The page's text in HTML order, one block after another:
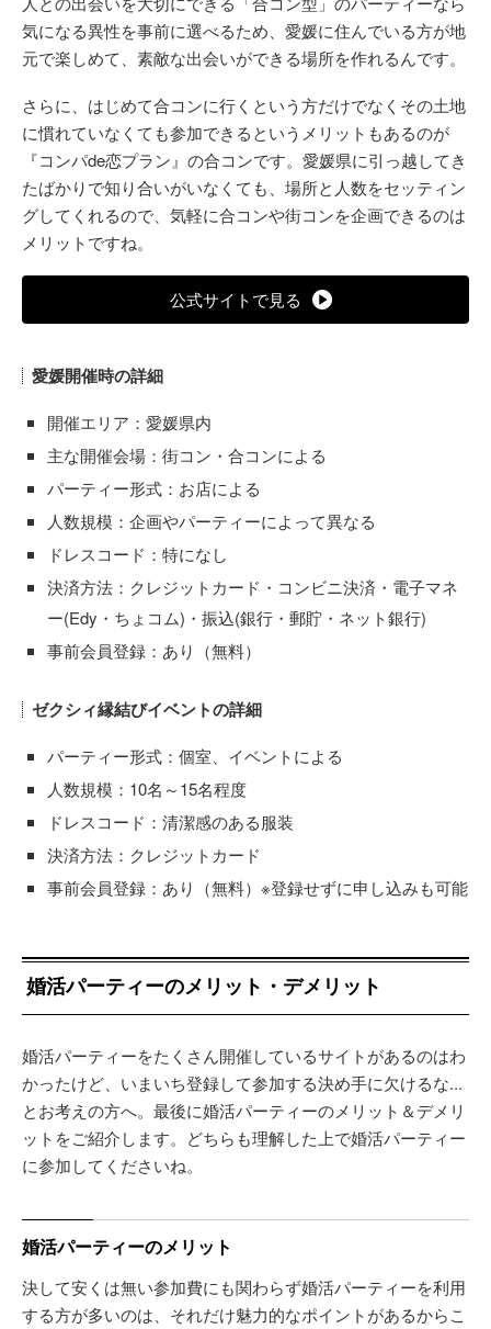
気になる異性を事前に選べるため、愛媛に住んでいる方が地
元で楽しめて、素敵な出会いができる場所を作れるんです。
さらに、はじめて合コンに行くという方だけでなくその土地
に慣れていなくても参加できるというメリットもあるのが
『コンパde恋プラン』の合コンです。愛媛県に引っ越してき
たばかりで知り合いがいなくても、場所と人数をセッティン
グしてくれるので、気軽に合コンや街コンを企画できるのは
メリットですね。
公式サイトで見る
愛媛開催時の詳細
開催エリア：愛媛県内
主な開催会場：街コン・合コンによる
パーティー形式：お店による
人数規模：企画やパーティーによって異なる
ドレスコード：特になし
決済方法：クレジットカード・コンビニ決済・電子マネ
ー(Edy・ちょコム)・振込(銀行・郵貯・ネット銀行)
事前会員登録：あり（無料）
ゼクシィ縁結びイベントの詳細
パーティー形式：個室、イベントによる
人数規模：10名～15名程度
ドレスコード：清潔感のある服装
決済方法：クレジットカード
事前会員登録：あり（無料）※登録せずに申し込みも可能
婚活パーティーのメリット・デメリット
婚活パーティーをたくさん開催しているサイトがあるのはわ
かったけど、いまいち登録して参加する決め手に欠けるな...
とお考えの方へ。最後に婚活パーティーのメリット＆デメリ
ットをご紹介します。どちらも理解した上で婚活パーティー
に参加してくださいね。
婚活パーティーのメリット
決して安くは無い参加費にも関わらず婚活パーティーを利用
する方が多いのは、それだけ魅力的なポイントがあるからこ